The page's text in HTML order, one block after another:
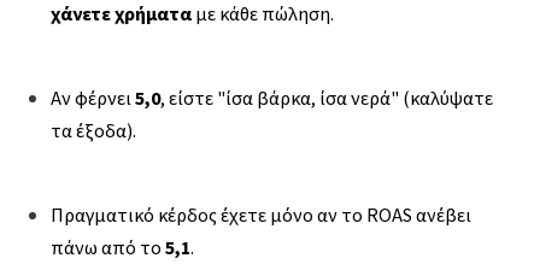
χάνετε χρήματαμε κάθε πώληση.
Αν φέρνει5,0, είστε "ίσα βάρκα, ίσα νερά" (καλύψατε
τα έξοδα).
Πραγματικό κέρδος έχετε μόνο αν το ROAS ανέβει
πάνω από το5,1.